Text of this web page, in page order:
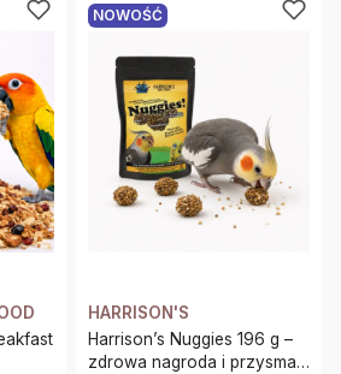
NOWOŚĆ
HARRISON'S
Harrison’s Nuggies 196 g –
zdrowa nagroda i przysmak